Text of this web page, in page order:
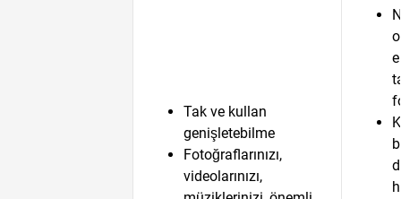
Tak ve kullan
genişletebilme
Fotoğraflarınızı,
videolarınızı,